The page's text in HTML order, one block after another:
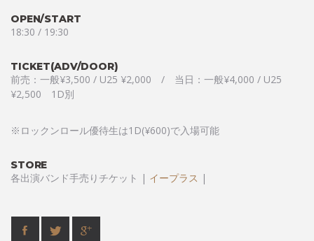
OPEN/START
18:30 / 19:30
TICKET(ADV/DOOR)
前売：一般¥3,500 / U25 ¥2,000 / 当日：一般¥4,000 / U25
¥2,500 1D別
※ロックンロール優待生は1D(¥600)で入場可能
STORE
各出演バンド手売りチケット | イープラス |